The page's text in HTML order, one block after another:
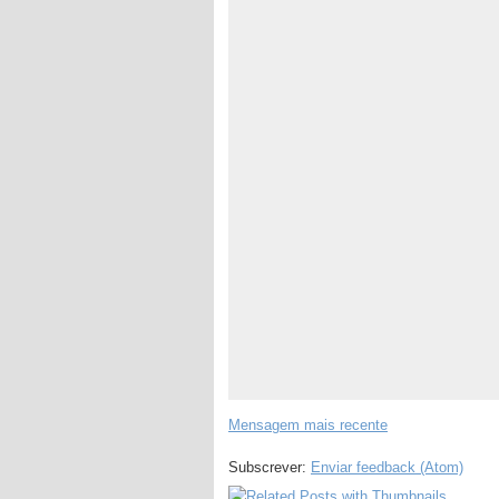
Mensagem mais recente
Subscrever: Enviar feedback (Atom)